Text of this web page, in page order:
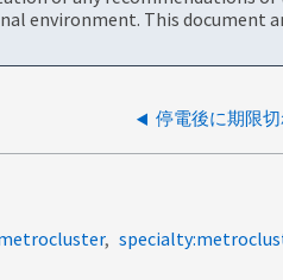
environment. This document